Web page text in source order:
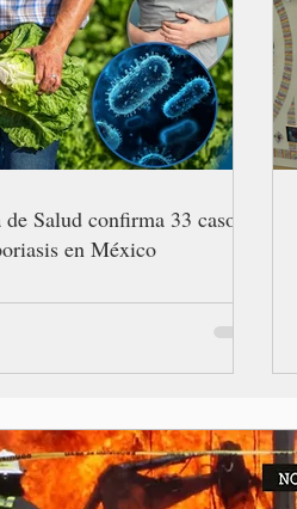
Salud confirma 33 casos
en México